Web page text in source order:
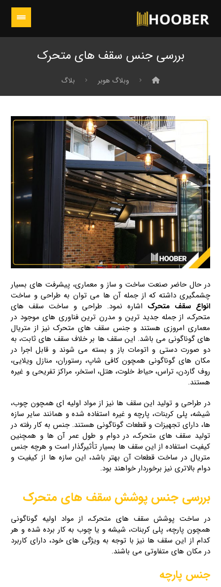
بررسی جنس سقف‌ های متحرک
وبلاگ هوبر بلاگ
در حال‌ حاضر صنعت ساخت‌ و ساز و معماری، پیشرفت‌ های بسیار
چشمگیری داشته که از جمله آن‌ ها می‌ توان به طراحی و ساخت
انواع سقف‌ متحرک اشاره نمود. طراحی و ساخت سقف‌ های
متحرک، از جمله جدید ترین و مدرن‌ ترین فناوری‌ های موجود در
معماری امروزی هستند و جنس سقف های متحرک نیز از متریال‌
های گوناگونی می باشد. این سقف‌ ها بر خلاف سقف های ثابت، به
دو صورت دستی و اتومات باز و بسته می‌ شوند و قابل اجرا در
مکان‌ های گوناگونی همچون کافی‌ شاپ، رستوران، منازل ویلایی،
روف گاردن، تراس، حیاط خلوت، هتل، استخر، مراکز تفریحی و غیره
هستند.
در طراحی و تولید این سقف‌ ها نیز از مواد اولیه ای همچون چوب،
شیشه، پلی کربنات، پارچه و غیره استفاده‌ شده و همانند سایر سازه‌
ها، دارای تجهیزات و قطعات گوناگونی هستند. جنس به‌ کار رفته در
تولید سقف‌ های متحرک، در دوام و طول عمر آن‌ ها و همچنین
کیفیت استفاده از این سقف‌ ها بسیار تأثیرگذار است و هرچه جنس
متریال در ساخت قطعات آن بهتر باشد، این سازه ها از کیفیت و
دوام بالاتری نیز برخوردار خواهند بود.
بررسی جنس پوشش سقف های متحرک
در ساخت پوشش سقف های متحرک، از مواد اولیه گوناگونی
همچون پارچه، پلی کربنات، شیشه و یا چوب به‌ کار برده شده و هر
کدام از این سقف‌ ها نیز با توجه به ویژگی‌ های خود، دارای کاربرد
در مکان‌ های متفاوتی می‌ باشند.
جنس پارچه